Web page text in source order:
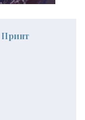
Принт